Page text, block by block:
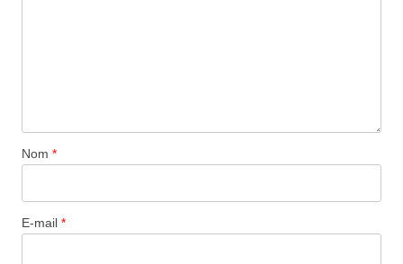
Nom *
E-mail *